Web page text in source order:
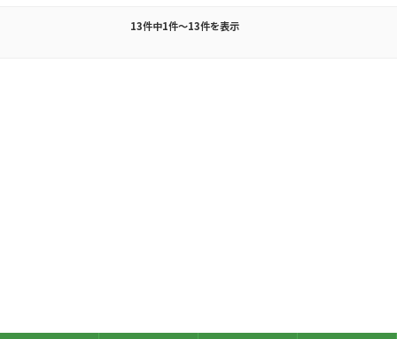
13件中1件～13件を表示